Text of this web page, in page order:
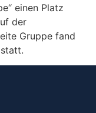
einen Platz
der
Gruppe fand